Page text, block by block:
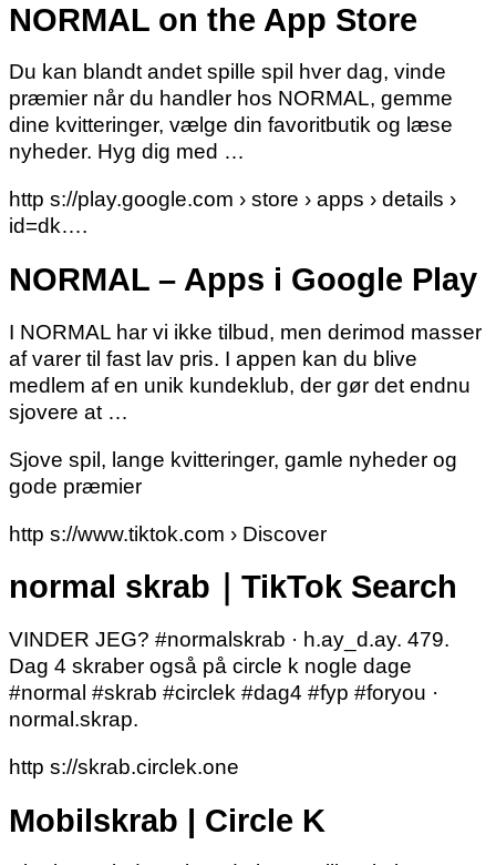
NORMAL on the App Store
Du kan blandt andet spille spil hver dag, vinde
præmier når du handler hos NORMAL, gemme
dine kvitteringer, vælge din favoritbutik og læse
nyheder. Hyg dig med …
http s://play.google.com › store › apps › details ›
id=dk….
NORMAL – Apps i Google Play
I NORMAL har vi ikke tilbud, men derimod masser
af varer til fast lav pris. I appen kan du blive
medlem af en unik kundeklub, der gør det endnu
sjovere at …
Sjove spil, lange kvitteringer, gamle nyheder og
gode præmier
http s://www.tiktok.com › Discover
normal skrab｜TikTok Search
VINDER JEG? #normalskrab · h.ay_d.ay. 479.
Dag 4 skraber også på circle k nogle dage
#normal #skrab #circlek #dag4 #fyp #foryou ·
normal.skrap.
http s://skrab.circlek.one
Mobilskrab | Circle K